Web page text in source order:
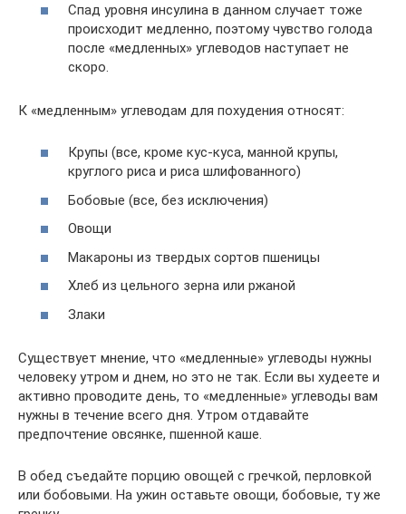
Спад уровня инсулина в данном случает тоже
происходит медленно, поэтому чувство голода
после «медленных» углеводов наступает не
скоро.
К «медленным» углеводам для похудения относят:
Крупы (все, кроме кус-куса, манной крупы,
круглого риса и риса шлифованного)
Бобовые (все, без исключения)
Овощи
Макароны из твердых сортов пшеницы
Хлеб из цельного зерна или ржаной
Злаки
Существует мнение, что «медленные» углеводы нужны
человеку утром и днем, но это не так. Если вы худеете и
активно проводите день, то «медленные» углеводы вам
нужны в течение всего дня. Утром отдавайте
предпочтение овсянке, пшенной каше.
В обед съедайте порцию овощей с гречкой, перловкой
или бобовыми. На ужин оставьте овощи, бобовые, ту же